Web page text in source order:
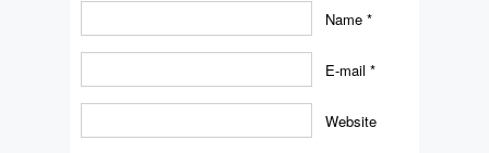
Name *
E-mail *
Website